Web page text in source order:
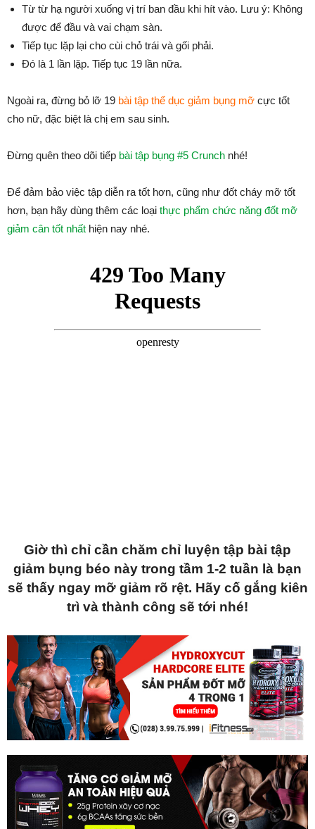
Từ từ hạ người xuống vị trí ban đầu khi hít vào. Lưu ý: Không
được để đầu và vai chạm sàn.
Tiếp tục lặp lại cho cùi chỏ trái và gối phải.
Đó là 1 lần lặp. Tiếp tục 19 lần nữa.
Ngoài ra, đừng bỏ lỡ 19 bài tập thể dục giảm bụng mỡ cực tốt
cho nữ, đặc biệt là chị em sau sinh.
Đừng quên theo dõi tiếp bài tập bụng #5 Crunch nhé!
Để đảm bảo việc tập diễn ra tốt hơn, cũng như đốt cháy mỡ tốt
hơn, bạn hãy dùng thêm các loại thực phẩm chức năng đốt mỡ
giảm cân tốt nhất hiện nay nhé.
Giờ thì chỉ cần chăm chỉ luyện tập bài tập
giảm bụng béo này trong tầm 1-2 tuần là bạn
sẽ thấy ngay mỡ giảm rõ rệt. Hãy cố gắng kiên
trì và thành công sẽ tới nhé!